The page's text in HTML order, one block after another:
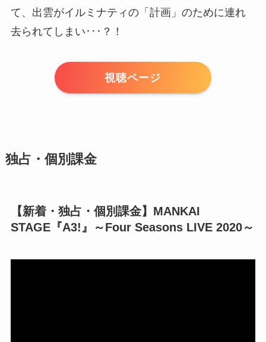
て、出雲がイルミナティの「計画」のために連れ
去られてしまい･･･？！
視聴ページ
独占・個別課金
【新着・独占・個別課金】MANKAI
STAGE『A3!』～Four Seasons LIVE 2020～